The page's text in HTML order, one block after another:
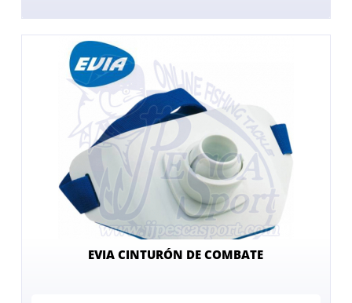
EVIA CINTURÓN DE COMBATE